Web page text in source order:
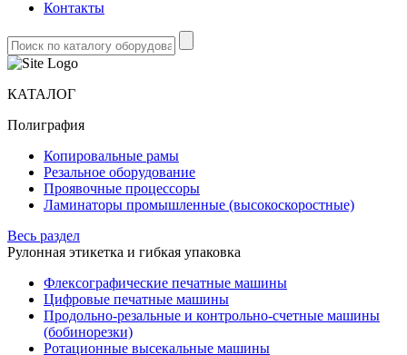
Контакты
КАТАЛОГ
Полиграфия
Копировальные рамы
Резальное оборудование
Проявочные процессоры
Ламинаторы промышленные (высокоскоростные)
Весь раздел
Рулонная этикетка и гибкая упаковка
Флексографические печатные машины
Цифровые печатные машины
Продольно-резальные и контрольно-счетные машины
(бобинорезки)
Ротационные высекальные машины